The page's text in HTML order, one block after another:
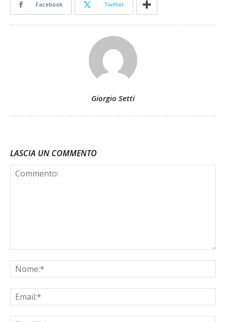
Facebook Twitter
Giorgio Setti
LASCIA UN COMMENTO